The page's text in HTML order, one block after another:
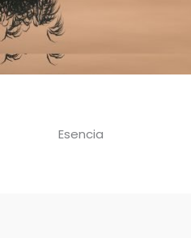
Esencia